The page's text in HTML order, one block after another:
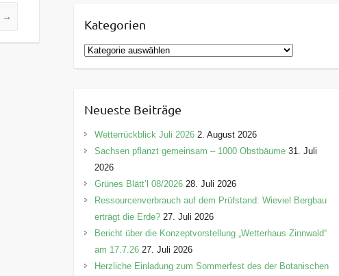
→
Kategorien
K
a
g
o
r
e
n
Neueste Beiträge
Wetterrückblick Juli 2026 2. August 2026
Sachsen pflanzt gemeinsam – 1000 Obstbäume 31. Juli
2026
Grünes Blätt’l 08/2026 28. Juli 2026
Ressourcenverbrauch auf dem Prüfstand: Wieviel Bergbau
erträgt die Erde? 27. Juli 2026
Bericht über die Konzeptvorstellung „Wetterhaus Zinnwald“
am 17.7.26 27. Juli 2026
Herzliche Einladung zum Sommerfest des der Botanischen